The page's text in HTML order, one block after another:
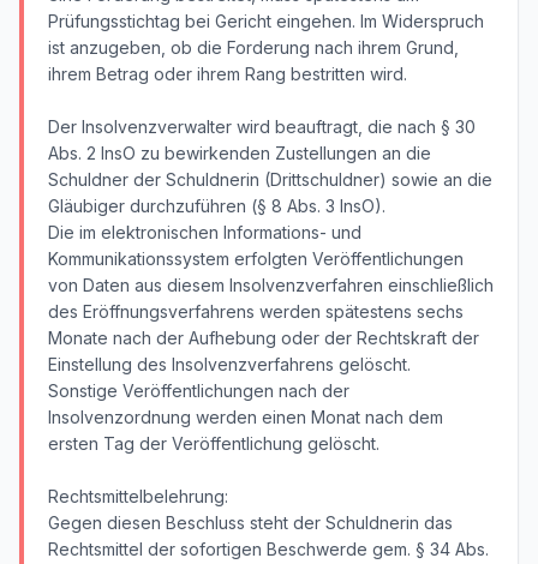
Prüfungsstichtag bei Gericht eingehen. Im Widerspruch
ist anzugeben, ob die Forderung nach ihrem Grund,
ihrem Betrag oder ihrem Rang bestritten wird.
Der Insolvenzverwalter wird beauftragt, die nach § 30
Abs. 2 InsO zu bewirkenden Zustellungen an die
Schuldner der Schuldnerin (Drittschuldner) sowie an die
Gläubiger durchzuführen (§ 8 Abs. 3 InsO).
Die im elektronischen Informations- und
Kommunikationssystem erfolgten Veröffentlichungen
von Daten aus diesem Insolvenzverfahren einschließlich
des Eröffnungsverfahrens werden spätestens sechs
Monate nach der Aufhebung oder der Rechtskraft der
Einstellung des Insolvenzverfahrens gelöscht.
Sonstige Veröffentlichungen nach der
Insolvenzordnung werden einen Monat nach dem
ersten Tag der Veröffentlichung gelöscht.
Rechtsmittelbelehrung:
Gegen diesen Beschluss steht der Schuldnerin das
Rechtsmittel der sofortigen Beschwerde gem. § 34 Abs.